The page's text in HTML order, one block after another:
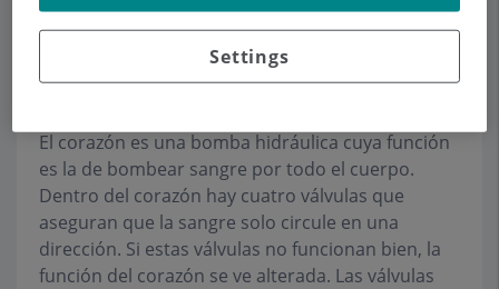
La mayoría de las personas a los que se les indica
una cirugía cardíaca tienen problemas valvulares
o de sus arterias coronarias. Un porcentaje
El corazón es una bomba hidráulica cuya función
es la de bombear sangre por todo el cuerpo.
Dentro del corazón hay cuatro válvulas que
aseguran que la sangre solo circule en una
dirección. Si estas válvulas no funcionan bien, la
función del corazón se ve alterada. Las válvulas
Settings